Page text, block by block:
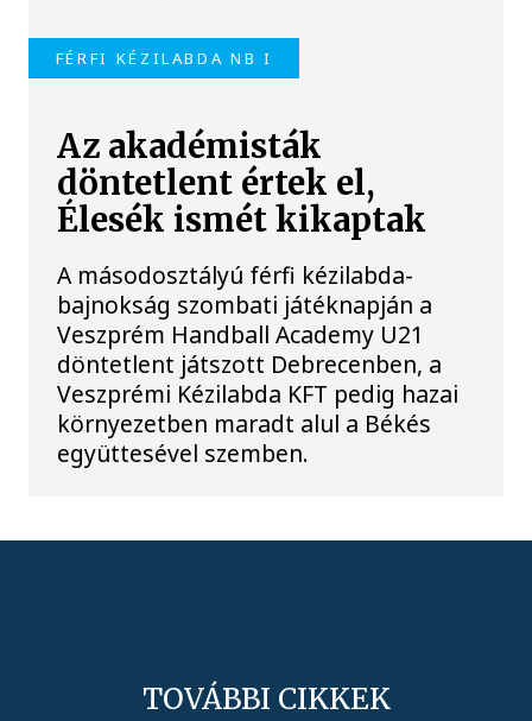
FÉRFI KÉZILABDA NB I
Az akadémisták
döntetlent értek el,
Élesék ismét kikaptak
A másodosztályú férfi kézilabda-
bajnokság szombati játéknapján a
Veszprém Handball Academy U21
döntetlent játszott Debrecenben, a
Veszprémi Kézilabda KFT pedig hazai
környezetben maradt alul a Békés
együttesével szemben.
TOVÁBBI CIKKEK